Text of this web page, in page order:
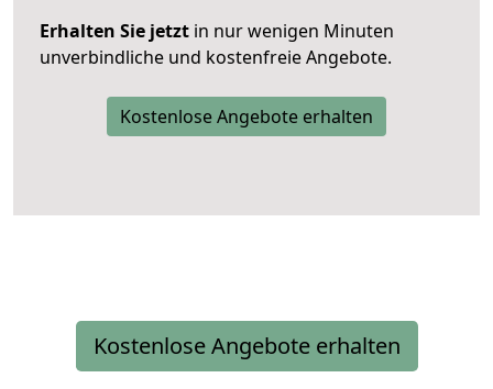
Erhalten Sie jetzt in nur wenigen Minuten
unverbindliche und kostenfreie Angebote.
Kostenlose Angebote erhalten
Kostenlose Angebote erhalten